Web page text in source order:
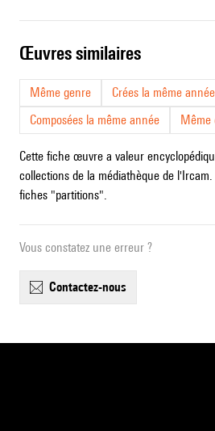
œuvres similaires
Même genre
Crées la même année
Composées la même année
Même
Cette fiche œuvre a valeur
collections de la médiathèque de
fiches "partitions".
Vous constatez une erreur ?
contactez-nous